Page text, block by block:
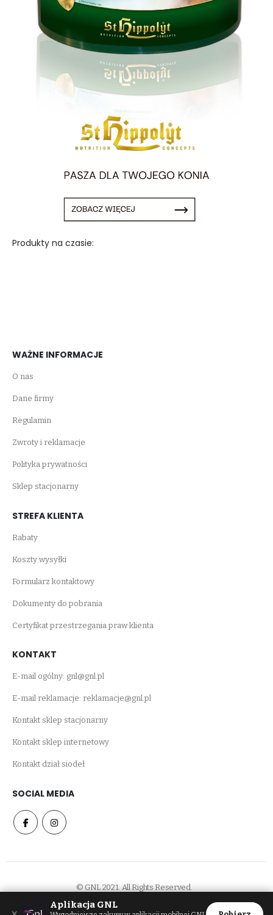
Produkty na czasie:
WAŻNE INFORMACJE
O nas
Dane firmy
Regulamin
Zwroty i reklamacje
Polityka prywatności
Sklep stacjonarny
STREFA KLIENTA
Rabaty
Koszty wysyłki
Formularz kontaktowy
Dokumenty do pobrania
Certyfikat przestrzegania praw klienta
KONTAKT
E-mail ogólny: gnl@gnl.pl
E-mail reklamacje: reklamacje@gnl.pl
Kontakt sklep stacjonarny
Kontakt sklep internetowy
Kontakt dział siodeł
SOCIAL MEDIA
© GNL 2021. All Rights Reserved.
Aplikacja GNL